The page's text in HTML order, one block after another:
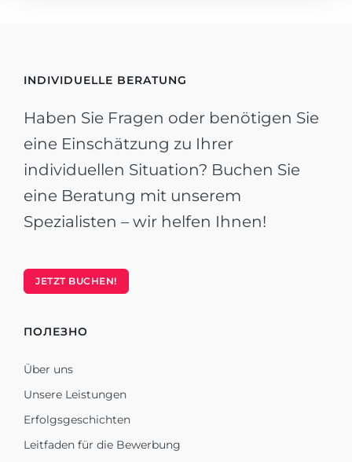
INDIVIDUELLE BERATUNG
Haben Sie Fragen oder benötigen Sie
eine Einschätzung zu Ihrer
individuellen Situation? Buchen Sie
eine Beratung mit unserem
Spezialisten – wir helfen Ihnen!
JETZT BUCHEN!
ПОЛЕЗНО
Über uns
Unsere Leistungen
Erfolgsgeschichten
Leitfaden für die Bewerbung